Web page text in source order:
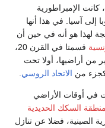
كانت الإمبراطورية
إلى آسيا. في هذا أنها
لهذا هو أنه في حين أن
قسمتا في القرن 20،
من أراضيها، أولا تحت
من الاتحاد الروسي
في أوقات الأراضي
منطقة السكك الحديدية
الصينية، فضلا عن تنازل